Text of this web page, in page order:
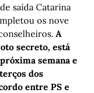
saída Catarina
os nove
A
secreto, está
semana e
dos
entre PS e